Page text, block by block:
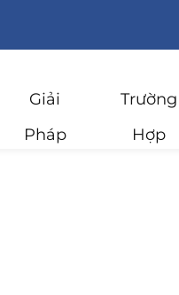
Giải
Pháp
Trường
Hợp